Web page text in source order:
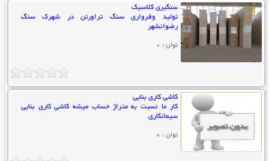
سنگبری کلاسیک
تولید وفرواری سنگ تراورتن در شهرک سنگ
رضوانشهر
توان : 0
کاشی کاری بنایی
کار ما نسبت به متراژ حساب میشه کاشی کاری بنایی
سیمانکاری
توان : 0